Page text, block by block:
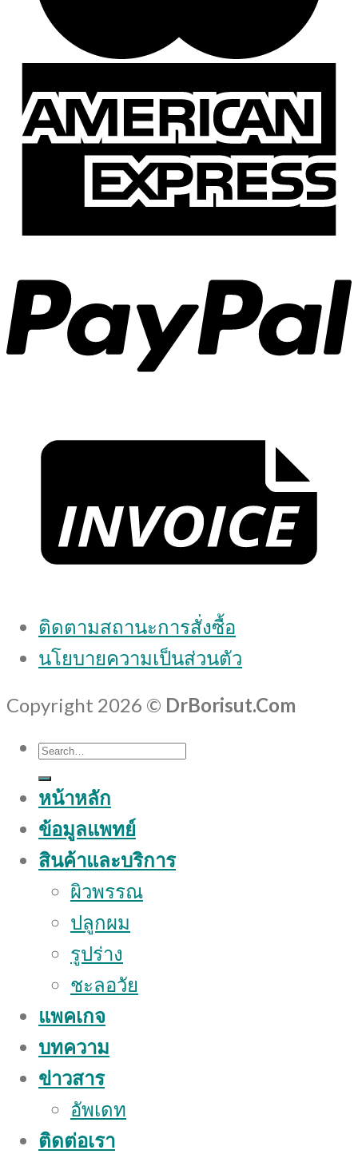
ติดตามสถานะการสั่งซื้อ
นโยบายความเป็นส่วนตัว
Copyright 2026 © DrBorisut.Com
Search
หน้าหลัก
ข้อมูลแพทย์
สินค้าและบริการ
ผิวพรรณ
ปลูกผม
รูปร่าง
ชะลอวัย
แพคเกจ
บทความ
ข่าวสาร
อัพเดท
ติดต่อเรา